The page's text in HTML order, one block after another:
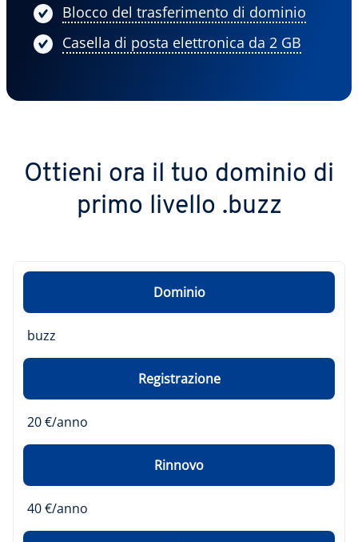
Blocco del trasferimento di dominio
Casella di posta elettronica da 2 GB
Ottieni ora il tuo dominio di
primo livello .buzz
Dominio
buzz
Registrazione
20 €/anno
Rinnovo
40 €/anno